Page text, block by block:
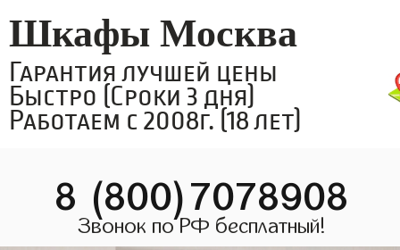
Шкафы Москва
Гарантия лучшей цены
Быстро (Сроки 3 дня)
Работаем с 2008г. (18 лет)
8 (800)7078908
Звонок по РФ бесплатный!